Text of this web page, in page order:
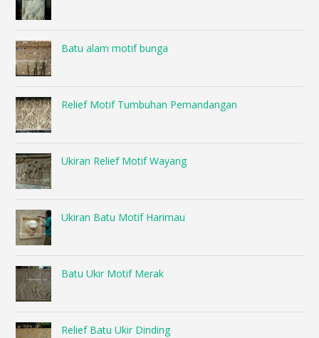
Batu alam motif bunga
Relief Motif Tumbuhan Pemandangan
Ukiran Relief Motif Wayang
Ukiran Batu Motif Harimau
Batu Ukir Motif Merak
Relief Batu Ukir Dinding